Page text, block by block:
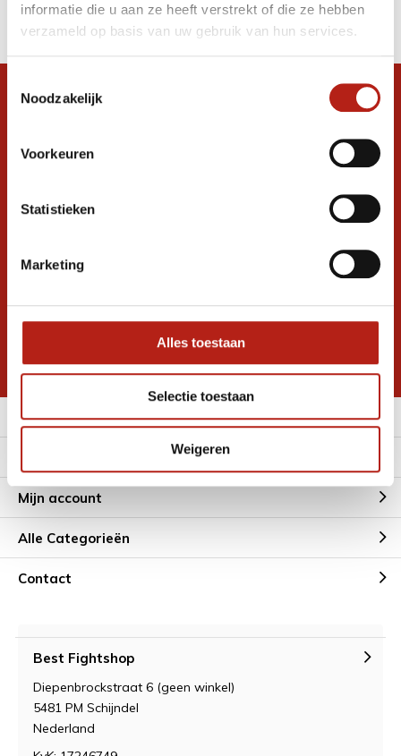
informatie die u aan ze heeft verstrekt of die ze hebben
verzameld op basis van uw gebruik van hun services.
Noodzakelijk
Voorkeuren
Statistieken
Marketing
Alles toestaan
Selectie toestaan
Weigeren
Filter
Sorteren op
Snel antwoord op je vraag?
graag verder. 24/7
Ontvang de nieuwste aanbiedingen en
Inschrijven voor
* Lees hier de wettelijke beperkingen
Meer informatie
Mijn account
Alle Categorieën
Contact
Best Fightshop
Diepenbrockstraat 6 (geen winkel)
5481 PM Schijndel
Nederland